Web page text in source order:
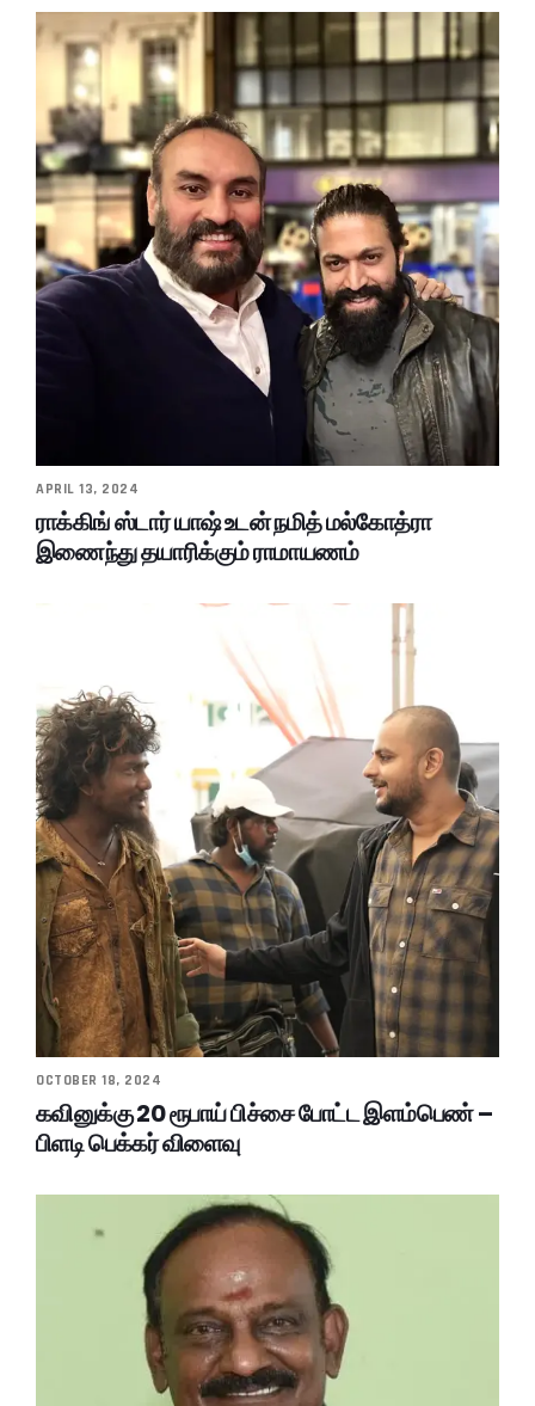
APRIL 13, 2024
ராக்கிங் ஸ்டார் யாஷ் உடன் நமித் மல்கோத்ரா
இணைந்து தயாரிக்கும் ராமாயணம்
OCTOBER 18, 2024
கவினுக்கு 20 ரூபாய் பிச்சை போட்ட இளம்பெண் –
பிளடி பெக்கர் விளைவு